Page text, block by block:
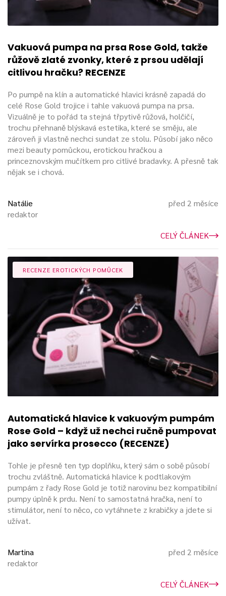
Vakuová pumpa na prsa Rose Gold, takže
růžově zlaté zvonky, které z prsou udělají
citlivou hračku? RECENZE
Po pumpě na klín a automatické hlavici krásně zapadá do
celé Rose Gold trojice i tahle vakuová pumpa na prsa.
Vizuálně je to pořád ta stejná třpytivě růžová, holčičí,
trochu přehnaně blýskavá estetika, které se směju, ale
zároveň ji vlastně nechci sundat ze stolu. Působí jako něco
mezi beauty pomůckou, erotickou hračkou a
princeznovským mučítkem pro citlivé bradavky. A přesně tak
nějak se i chová.
Natálie
redaktor
před 2 měsíce
CELÝ ČLÁNEK
RECENZE EROTICKÝCH POMŮCEK
Automatická hlavice k vakuovým pumpám
Rose Gold – když už nechci ručně pumpovat
jako servírka prosecco (RECENZE)
Tohle je přesně ten typ doplňku, který sám o sobě působí
trochu zvláštně. Automatická hlavice k podtlakovým
pumpám z řady Rose Gold je totiž narovinu bez kompatibilní
pumpy úplně k prdu. Není to samostatná hračka, není to
stimulátor, není to něco, co vytáhnete z krabičky a jdete si
užívat.
Martina
redaktor
před 2 měsíce
CELÝ ČLÁNEK